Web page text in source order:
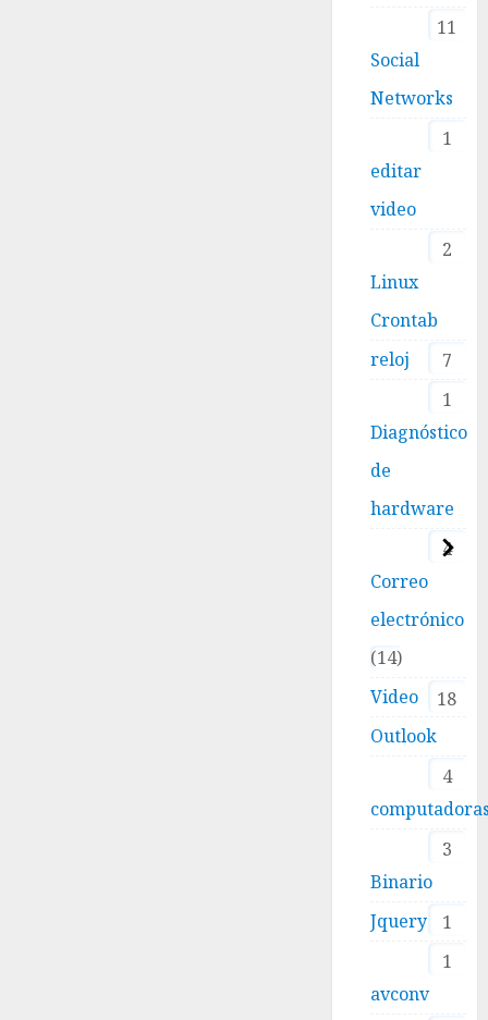
11
Social
Networks
1
editar
video
2
Linux
Crontab
7
reloj
1
Diagnóstico
de
hardware
4
Correo
electrónico
14
Video
18
Outlook
4
3
Binario
1
Jquery
1
avconv